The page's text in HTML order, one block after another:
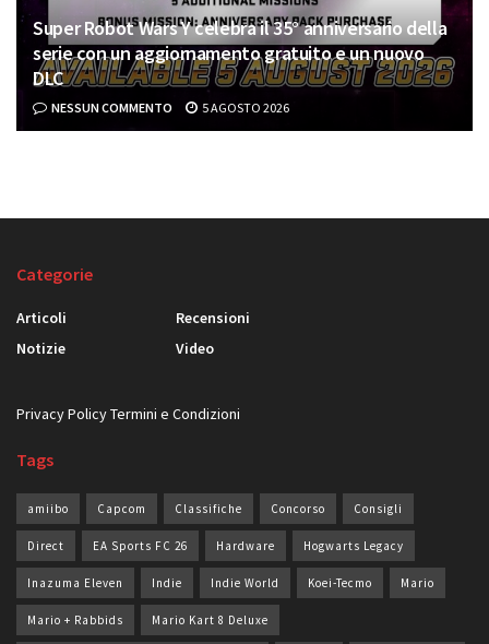
Super Robot Wars Y celebra il 35° anniversario della
serie con un aggiornamento gratuito e un nuovo
DLC
NESSUN COMMENTO 5 AGOSTO 2026
Categorie
Articoli
Notizie
Recensioni
Video
Privacy PolicyTermini e Condizioni
Tags
amiibo Capcom Classifiche Concorso Consigli
Direct EA Sports FC 26 Hardware Hogwarts Legacy
Inazuma Eleven Indie Indie World Koei-Tecmo Mario
Mario + Rabbids Mario Kart 8 Deluxe